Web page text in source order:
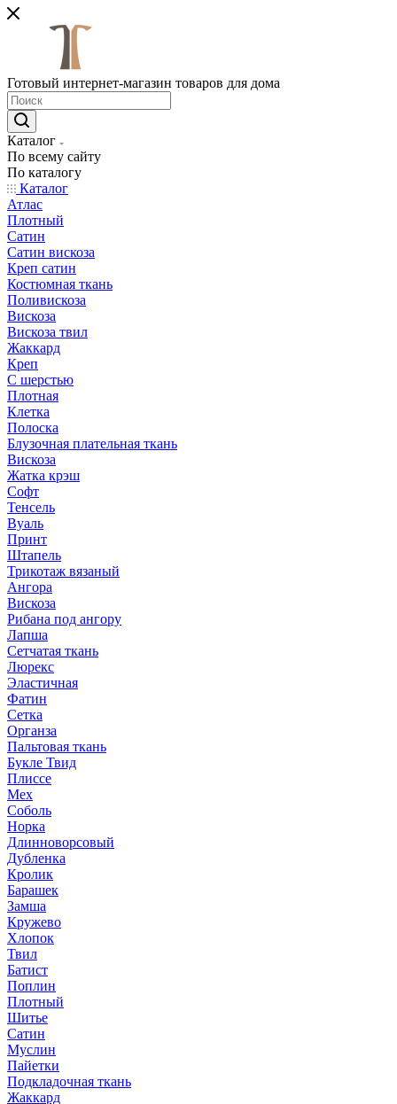
Готовый интернет-магазин товаров для дома
Каталог
По всему сайту
По каталогу
Каталог
Атлас
Плотный
Сатин
Сатин вискоза
Креп сатин
Костюмная ткань
Поливискоза
Вискоза
Вискоза твил
Жаккард
Креп
С шерстью
Плотная
Клетка
Полоска
Блузочная плательная ткань
Вискоза
Жатка крэш
Софт
Тенсель
Вуаль
Принт
Штапель
Трикотаж вязаный
Ангора
Вискоза
Рибана под ангору
Лапша
Сетчатая ткань
Люрекс
Эластичная
Фатин
Сетка
Органза
Пальтовая ткань
Букле Твид
Плиссе
Мех
Соболь
Норка
Длинноворсовый
Дубленка
Кролик
Барашек
Замша
Кружево
Хлопок
Твил
Батист
Поплин
Плотный
Шитье
Сатин
Муслин
Пайетки
Подкладочная ткань
Жаккард